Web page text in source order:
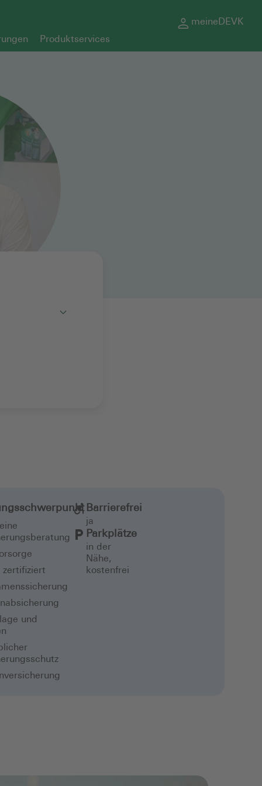
meineDEVK
Produktservices
Toggle
zertifiziert
und
Barrierefrei
ja
Parkplätze
in der
Nähe,
kostenfrei